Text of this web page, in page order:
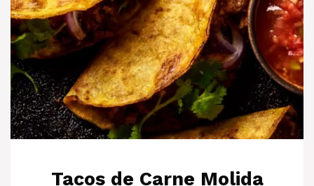
Tacos de Carne Molida